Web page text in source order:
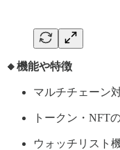
🔸機能や特徴
マルチチェーン
トークン・NFT
ウォッチリスト